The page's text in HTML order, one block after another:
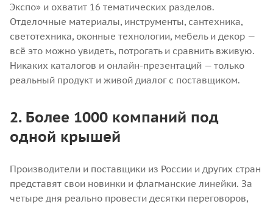
Экспо» и охватит 16 тематических разделов.
Отделочные материалы, инструменты, сантехника,
светотехника, оконные технологии, мебель и декор —
всё это можно увидеть, потрогать и сравнить вживую.
Никаких каталогов и онлайн-презентаций — только
реальный продукт и живой диалог с поставщиком.
2. Более 1000 компаний под
одной крышей
Производители и поставщики из России и других стран
представят свои новинки и флагманские линейки. За
четыре дня реально провести десятки переговоров,